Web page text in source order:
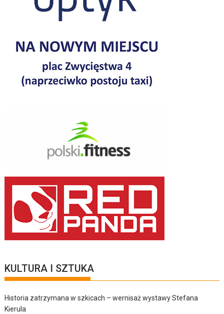
KULTURA I SZTUKA
Historia zatrzymana w szkicach – wernisaż wystawy Stefana
Kierula